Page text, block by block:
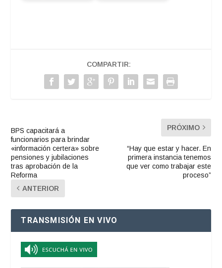
COMPARTIR:
BPS capacitará a
funcionarios para brindar
«información certera» sobre
pensiones y jubilaciones
tras aprobación de la
Reforma
ANTERIOR
PRÓXIMO
“Hay que estar y hacer. En
primera instancia tenemos
que ver como trabajar este
proceso”
TRANSMISIÓN EN VIVO